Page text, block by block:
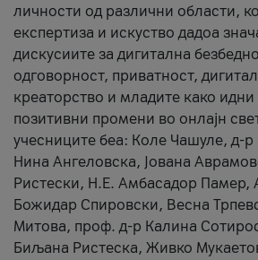
личности од различни области,
експертиза и искуство дадоа
дискусиите за дигитална
одговорност, приватност,
креаторство и младите како
позитивни промени во онлајн
учесниците беа: Коле Чашуле, д-
Нина Ангеловска, Јована
Ристески, Н.Е. Амбасадор Памер,
Божидар Спировски, Весна
Митова, проф. д-р Калина
Биљана Ристеска, Живко